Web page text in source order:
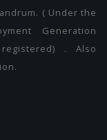
( Under the
Generation
. Also